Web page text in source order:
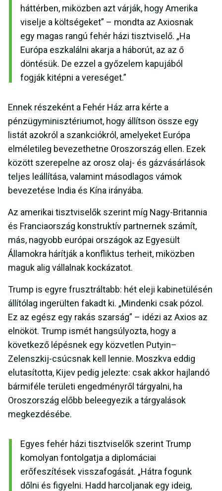
háttérben, miközben azt várják, hogy Amerika
viselje a költségeket” – mondta az Axiosnak
egy magas rangú fehér házi tisztviselő. „Ha
Európa eszkalálni akarja a háborút, az az ő
döntésük. De ezzel a győzelem kapujából
fogják kitépni a vereséget.”
Ennek részeként a Fehér Ház arra kérte a
pénzügyminisztériumot, hogy állítson össze egy
listát azokról a szankciókról, amelyeket Európa
elméletileg bevezethetne Oroszország ellen. Ezek
között szerepelne az orosz olaj- és gázvásárlások
teljes leállítása, valamint másodlagos vámok
bevezetése India és Kína irányába.
Az amerikai tisztviselők szerint míg Nagy-Britannia
és Franciaország konstruktív partnernek számít,
más, nagyobb európai országok az Egyesült
Államokra hárítják a konfliktus terheit, miközben
maguk alig vállalnak kockázatot.
Trump is egyre frusztráltabb: hét eleji kabinetülésén
állítólag ingerülten fakadt ki. „Mindenki csak pózol.
Ez az egész egy rakás szarság” – idézi az Axios az
elnököt. Trump ismét hangsúlyozta, hogy a
következő lépésnek egy közvetlen Putyin–
Zelenszkij-csúcsnak kell lennie. Moszkva eddig
elutasította, Kijev pedig jelezte: csak akkor hajlandó
bármiféle területi engedményről tárgyalni, ha
Oroszország előbb beleegyezik a tárgyalások
megkezdésébe.
Egyes fehér házi tisztviselők szerint Trump
komolyan fontolgatja a diplomáciai
erőfeszítések visszafogását. „Hátra fogunk
dőlni és figyelni. Hadd harcoljanak egy ideig,